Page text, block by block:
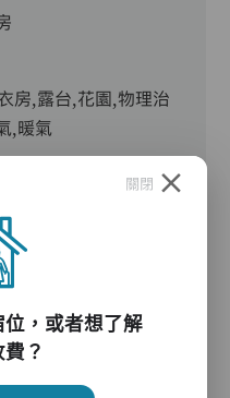
房,露台,花園,物理治
,暖氣
關閉
，或者想了解
？